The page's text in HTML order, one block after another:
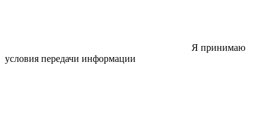
Я принимаю
условия передачи информации